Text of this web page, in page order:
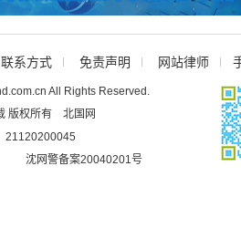
联系方式 免责声明 网站律师
All Rights Reserved.
版权所有 北国网
21120200045
沈网警备案20040201号